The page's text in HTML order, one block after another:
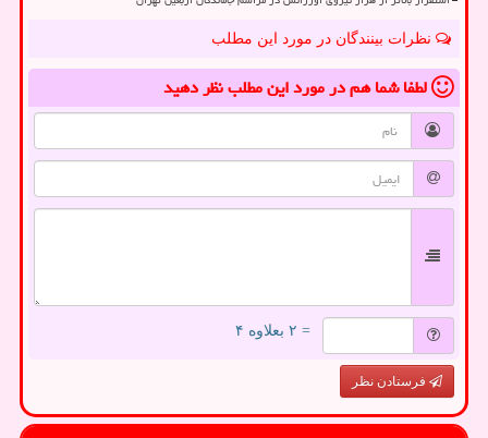
نظرات بینندگان در مورد این مطلب
لطفا شما همدر مورد این مطلبنظر دهید
= ۲ بعلاوه ۴
فرستادن نظر